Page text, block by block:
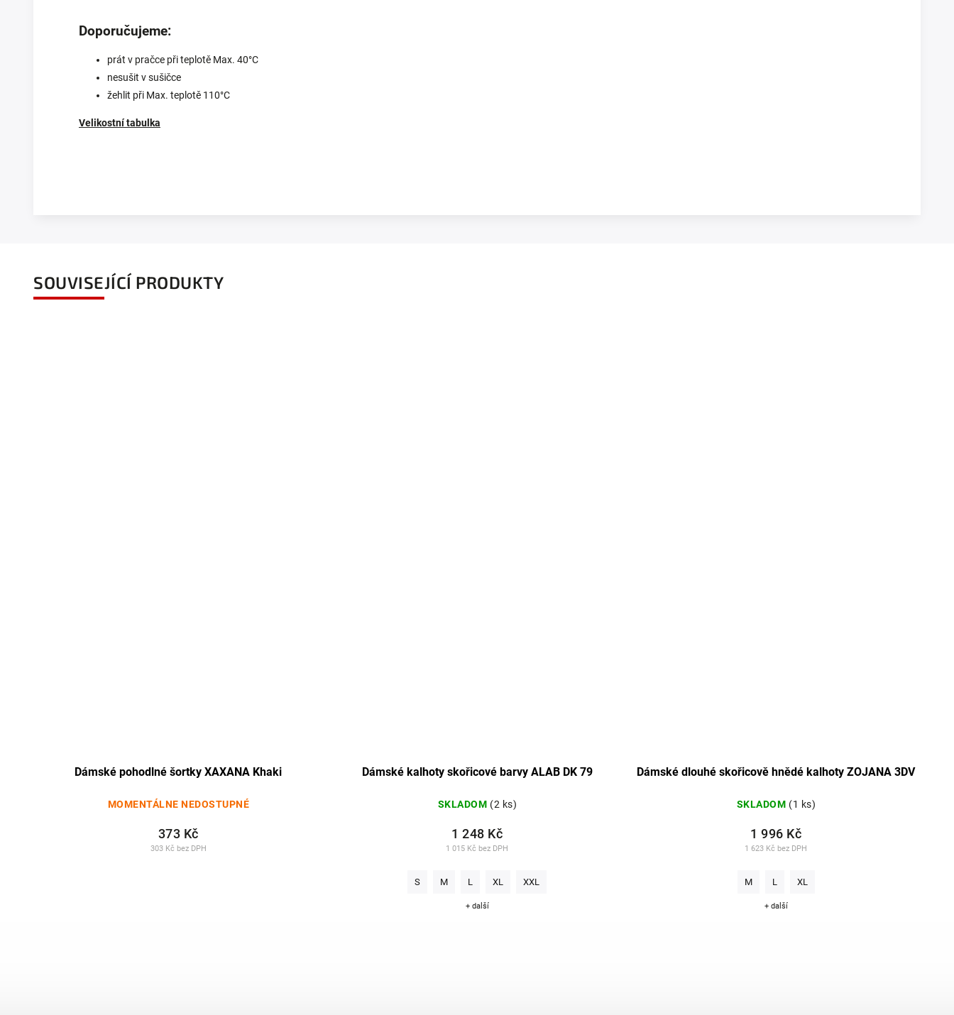
Doporučujeme:
prát v pračce při teplotě Max. 40°C
nesušit v sušičce
žehlit při Max. teplotě 110°C
Velikostní tabulka
SOUVISEJÍCÍ PRODUKTY
Dámské pohodlné šortky XAXANA Khaki
MOMENTÁLNE NEDOSTUPNÉ
303 Kč bez DPH
373 Kč
Dámské kalhoty skořicové barvy ALAB DK 79
SKLADOM (2 ks)
1 015 Kč bez DPH
1 248 Kč
S M L XL XXL
+ další
Dámské dlouhé skořicově hnědé kalhoty ZOJANA 3DV
SKLADOM (1 ks)
1 623 Kč bez DPH
1 996 Kč
M L XL
+ další